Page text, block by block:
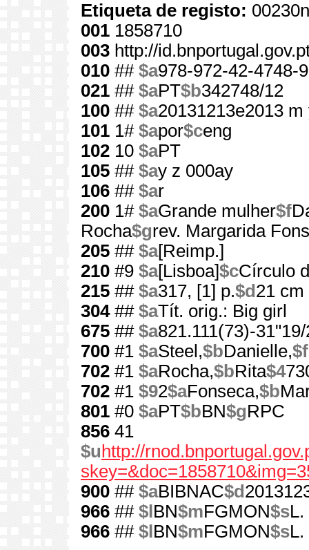
Etiqueta de registo:
001 1858710
003 http://
010 ## $a978-972-42-4748-9
021 ## $aPT$b342748/12
100 ## $a20131213e2013
101 1# $apor$ceng
102 10 $aPT
105 ## $ay z 000ay
106 ## $ar
200 1# $aGrande mulher$f
Rocha$grev. Margarida
205 ## $a[Reimp.]
210 #9 $a[Lisboa]$cCírculo
215 ## $a317, [1] p.$d 21 cm
304## $aTít. orig.: Big girl
675 ## $a821.111(73)-
700 #1 $aSteel,$bDanielle,$f
702 #1 $aRocha,$bRita$4
702 #1 $92$aFonseca,$b
801 #0 $aPT$bBN$gRPC
856 41
$u http://
900 ## $aBIBNAC$d
966 ## $l BN$mFGMON$sL.
966 ## $l BN$mFGMON$sL.